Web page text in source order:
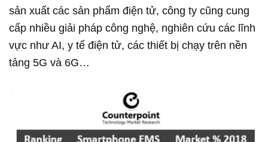
sản xuất các sản phẩm điện tử, công ty cũng cung
cấp nhiều giải pháp công nghệ, nghiên cứu các lĩnh
vực như AI, y tế điện tử, các thiết bị chạy trên nền
tảng 5G và 6G…